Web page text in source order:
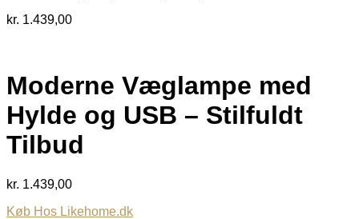
kr. 1.439,00
Moderne Væglampe med
Hylde og USB – Stilfuldt
Tilbud
kr. 1.439,00
Køb Hos Likehome.dk